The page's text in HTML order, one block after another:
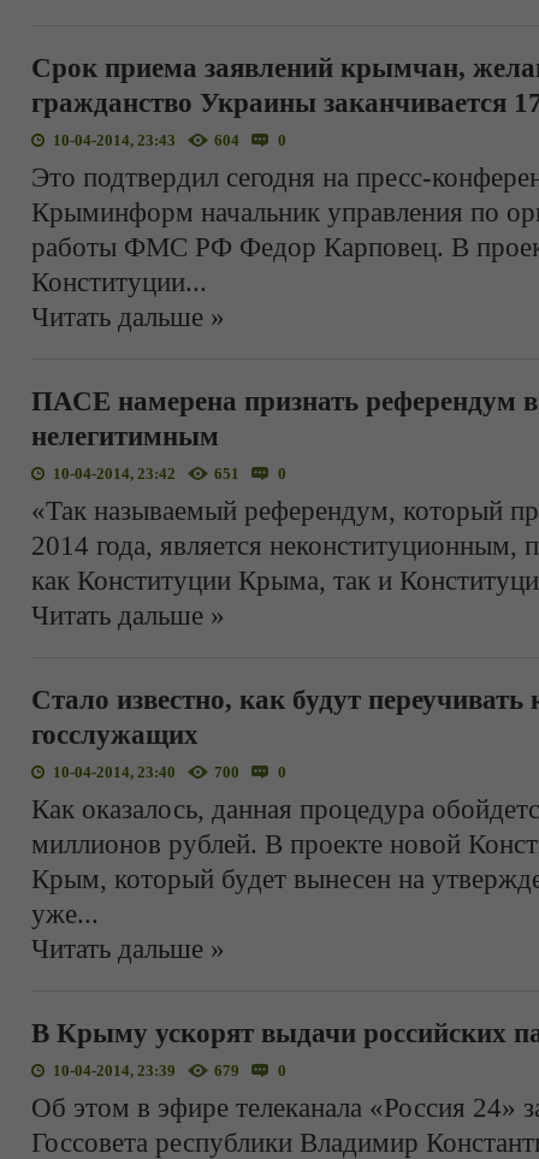
Срок приема заявлений крымчан,
гражданство Украины заканчивается
10-04-2014, 23:43 604 0
Это подтвердил сегодня на пресс-
Крыминформ начальник управления по
работы ФМС РФ Федор Карповец. В
Конституции...
Читать дальше »
ПАСЕ намерена признать референдум
нелегитимным
10-04-2014, 23:42 651 0
«Так называемый референдум, который
2014 года, является неконституционным,
как Конституции Крыма, так и
Читать дальше »
Стало известно, как будут
госслужащих
10-04-2014, 23:40 700 0
Как оказалось, данная процедура
миллионов рублей. В проекте новой
Крым, который будет вынесен на
уже...
Читать дальше »
В Крыму ускорят выдачи российских
10-04-2014, 23:39 679 0
Об этом в эфире телеканала «Россия 24»
Госсовета республики Владимир